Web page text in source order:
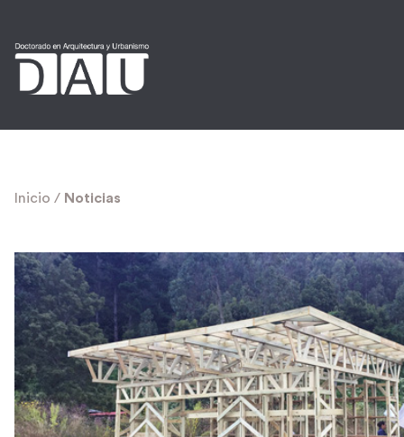
Inicio / Noticias